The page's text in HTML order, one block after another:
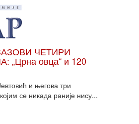
ЧЕТИРИ
овца“ и 120
и његова три
се никада раније нису...